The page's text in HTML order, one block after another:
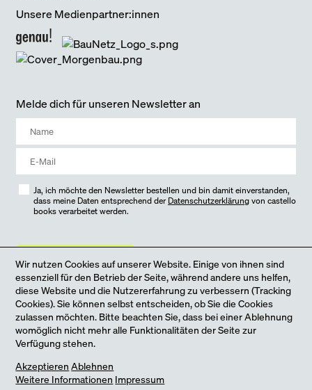
Unsere Medienpartner:innen
Melde dich für unseren Newsletter an
Ja, ich möchte den Newsletter bestellen und bin damit einverstanden,
dass meine Daten entsprechend der Datenschutzerklärung von castello
books verarbeitet werden.
jetzt anmelden
Jetzt neu: unser Online-Shop
Wir nutzen Cookies auf unserer Website. Einige von ihnen sind
essenziell für den Betrieb der Seite, während andere uns helfen,
diese Website und die Nutzererfahrung zu verbessern (Tracking
Cookies). Sie können selbst entscheiden, ob Sie die Cookies
zulassen möchten. Bitte beachten Sie, dass bei einer Ablehnung
womöglich nicht mehr alle Funktionalitäten der Seite zur
Verfügung stehen.
Akzeptieren Ablehnen
Weitere Informationen Impressum